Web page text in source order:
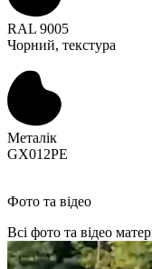
RAL 9005
Чорний, текстура
Металік
GX012PE
Фото та відео
Всі фото та відео